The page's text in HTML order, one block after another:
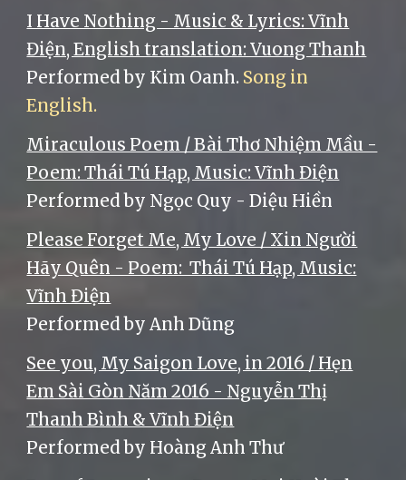
I Have Nothing - Music & Lyrics: Vĩnh
Điện, English translation: Vuong Thanh
Performed by Kim Oanh. Song in
English.
Miraculous Poem / Bài Thơ Nhiệm Mầu -
Poem: Thái Tú Hạp, Music: Vĩnh Điện
Performed by Ngọc Quy - Diệu Hiền
Please Forget Me, My Love / Xin Người
Hãy Quên - Poem: Thái Tú Hạp, Music:
Vĩnh Điện
Performed by Anh Dũng
See you, My Saigon Love, in 2016 / Hẹn
Em Sài Gòn Năm 2016 - Nguyễn Thị
Thanh Bình & Vĩnh Điện
Performed by Hoàng Anh Thư